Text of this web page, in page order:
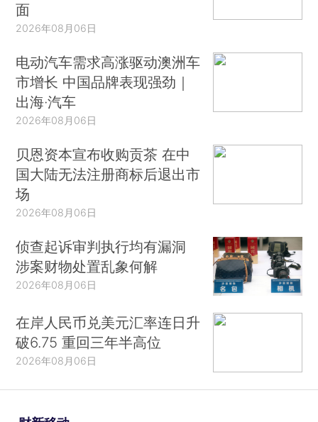
面
2026年08月06日
电动汽车需求高涨驱动澳洲车
市增长 中国品牌表现强劲｜
出海·汽车
2026年08月06日
贝恩资本宣布收购贡茶 在中
国大陆无法注册商标后退出市
场
2026年08月06日
侦查起诉审判执行均有漏洞
涉案财物处置乱象何解
2026年08月06日
在岸人民币兑美元汇率连日升
破6.75 重回三年半高位
2026年08月06日